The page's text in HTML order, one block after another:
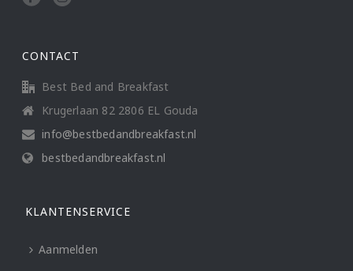
CONTACT
Best Bed and Breakfast
Krugerlaan 82 2806 EL Gouda
info@bestbedandbreakfast.nl
bestbedandbreakfast.nl
KLANTENSERVICE
Aanmelden